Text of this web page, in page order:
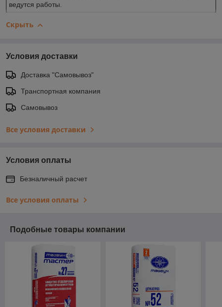
ведутся работы.
Скрыть
Условия доставки
Доставка "Самовывоз"
Транспортная компания
Самовывоз
Все условия доставки
Условия оплаты
Безналичный расчет
Все условия оплаты
Подобные товары компании